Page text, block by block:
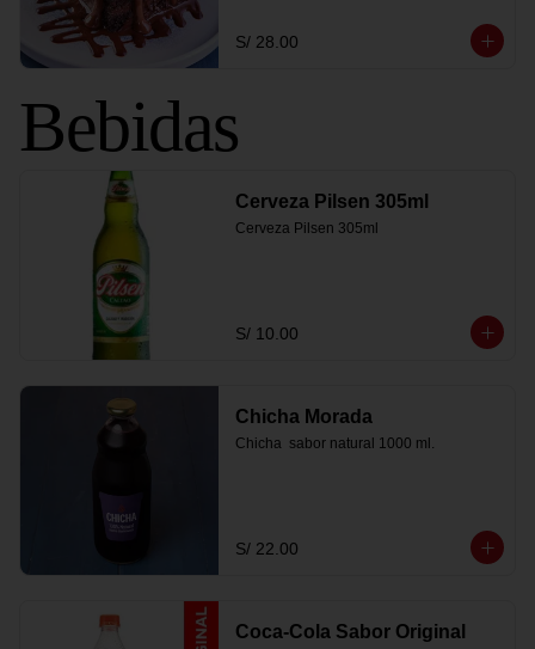
S/ 28.00
Bebidas
Cerveza Pilsen 305ml
Cerveza Pilsen 305ml
S/ 10.00
Chicha Morada
Chicha  sabor natural 1000 ml.
S/ 22.00
Coca-Cola Sabor Original